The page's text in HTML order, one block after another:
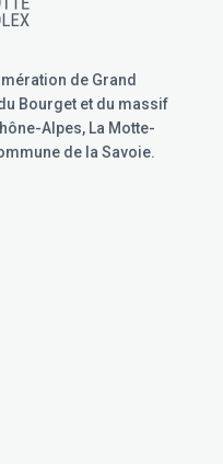
de Grand
Bourget et du massif
Alpes, La Motte-
de la Savoie.